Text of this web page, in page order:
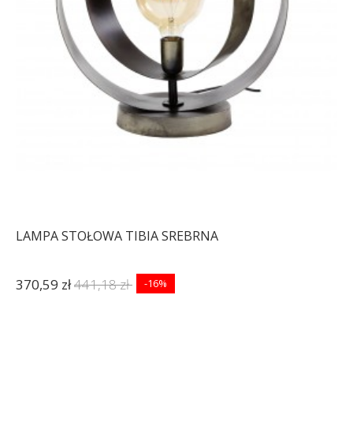
LAMPA STOŁOWA TIBIA SREBRNA
370,59 zł441,18 zł -16%